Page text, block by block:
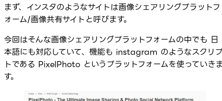
まず、インスタのようなサイトは画像シェアリングプラットフ
ォーム/画像共有サイトと呼びます。
今回はそんな画像シェアリングプラットフォームの中でも 日
本語にも対応していて、機能も instagram のようなスクリ
トである PixelPhoto というプラットフォームを使っていき
す。